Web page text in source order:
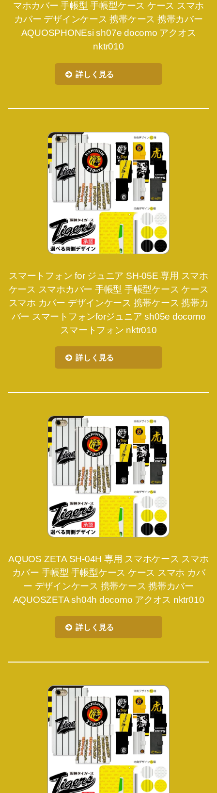
マホカバー 手帳型 手帳型ケース ケース スマホ
カバー デザインケース 携帯ケース 携帯カバー
AQUOSPHONEsi sh07e docomo アクオス
nktr010
詳しく見る
スマートフォン for ジュニア SH-05E 専用 スマホ
ケース スマホカバー 手帳型 手帳型ケース ケース
スマホ カバー デザインケース 携帯ケース 携帯カ
バー スマートフォンforジュニア sh05e docomo
スマートフォン nktr010
詳しく見る
AQUOS ZETA SH-04H 専用 スマホケース スマホ
カバー 手帳型 手帳型ケース ケース スマホ カバ
ー デザインケース 携帯ケース 携帯カバー
AQUOSZETA sh04h docomo アクオス nktr010
詳しく見る